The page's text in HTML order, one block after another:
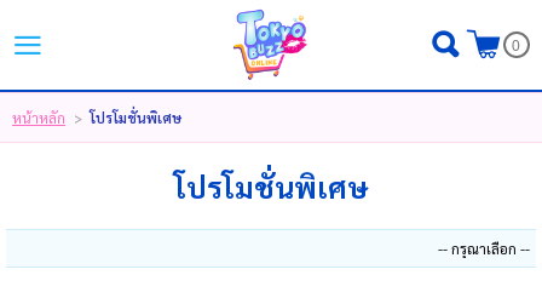
English | 日本語
LOGIN REGISTER
MY WISHLIST( 0 )
0
หน้าหลัก > โปรโมชั่นพิเศษ
โปรโมชั่นพิเศษ